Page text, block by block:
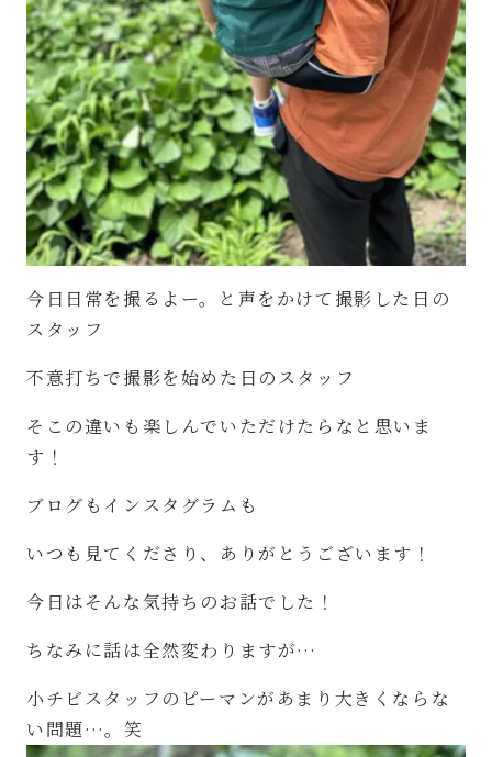
今日日常を撮るよー。と声をかけて撮影した日の
スタッフ
不意打ちで撮影を始めた日のスタッフ
そこの違いも楽しんでいただけたらなと思いま
す！
ブログもインスタグラムも
いつも見てくださり、ありがとうございます！
今日はそんな気持ちのお話でした！
ちなみに話は全然変わりますが…
小チビスタッフのピーマンがあまり大きくならな
い問題…。笑